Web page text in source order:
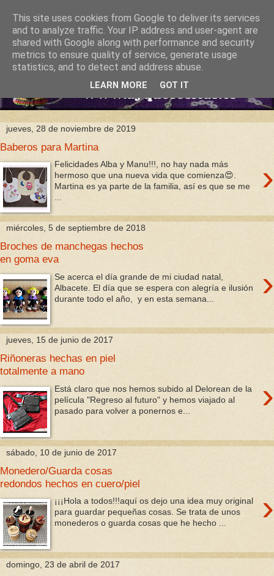
jueves, 28 de noviembre de 2019
Baberos para Martina
›
Felicidades Alba y Manu!!!, no hay nada más
hermoso que una nueva vida que comienza😍.
Martina es ya parte de la familia, así es que se me
...
miércoles, 5 de septiembre de 2018
Broches de manchegas hechos
en goma eva
›
Se acerca el día grande de mi ciudad natal,
Albacete. El día que se espera con alegría e ilusión
durante todo el año, y en esta semana...
jueves, 15 de junio de 2017
Riñoneras hechas en piel
totalmente a mano
›
Está claro que nos hemos subido al Delorean de la
película "Regreso al futuro" y hemos viajado al
pasado para volver a ponernos e...
sábado, 10 de junio de 2017
Monedero/Guarda cosas
redondos hechos en cuero/piel
›
¡¡¡Hola a todos!!!aquí os dejo una idea muy original
para guardar pequeñas cosas. Se trata de unos
monederos o guarda cosas que he hecho ...
domingo, 23 de abril de 2017
This site uses cookies from Google to deliver its services
and to analyze traffic. Your IP address and user-agent are
shared with Google along with performance and security
metrics to ensure quality of service, generate usage
statistics, and to detect and address abuse.
LEARN MORE GOT IT